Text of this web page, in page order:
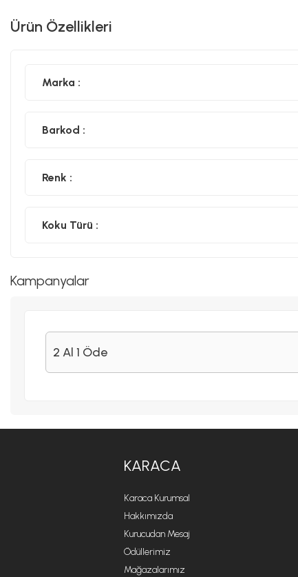
Ürün Özellikleri
Marka :
Barkod :
Renk :
Koku Türü :
Kampanyalar
2 Al 1 Öde
KARACA
Karaca Kurumsal
Hakkımızda
Kurucudan Mesaj
Ödüllerimiz
Mağazalarımız